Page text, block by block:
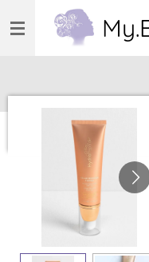
direct